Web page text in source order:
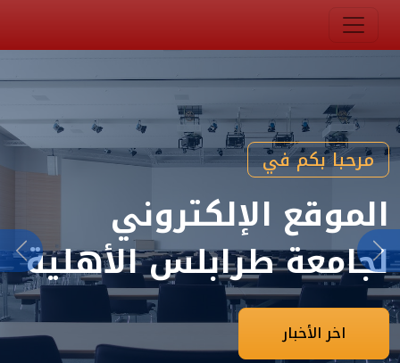
مرحبا بكم في
الموقع الإلكتروني
لجامعة طرابلس الأهلية
اخر الأخبار
Previous